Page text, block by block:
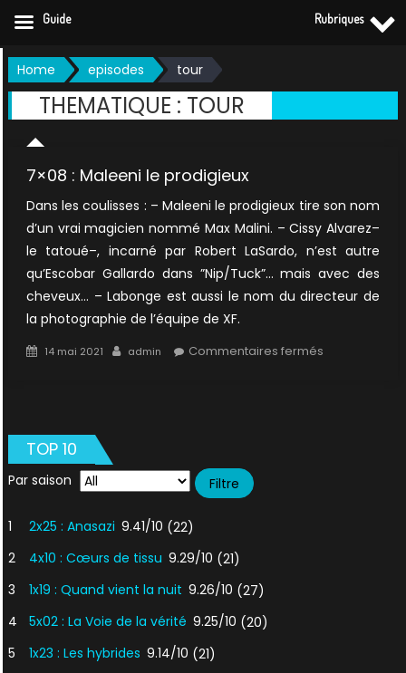
Skip
to
content
Home episodes tour
THEMATIQUE : TOUR
7×08 : Maleeni le prodigieux
Dans les coulisses : – Maleeni le prodigieux tire son nom
d’un vrai magicien nommé Max Malini. – Cissy Alvarez–
le tatoué–, incarné par Robert LaSardo, n’est autre
qu’Escobar Gallardo dans ”Nip/Tuck”… mais avec des
cheveux… – Labonge est aussi le nom du directeur de
la photographie de l’équipe de XF.
Posted
14 mai 2021 Author
admin Commentaires ferméssur
TOP 10
Par saison
1 2x25 : Anasazi 9.41/10 (22)
2
4x10 : Cœurs de tissu 9.29/10 (21)
3
1x19 : Quand vient la nuit 9.26/10 (27)
4
5x02 : La Voie de la vérité 9.25/10 (20)
5
1x23 : Les hybrides 9.14/10 (21)
Guide Rubriques